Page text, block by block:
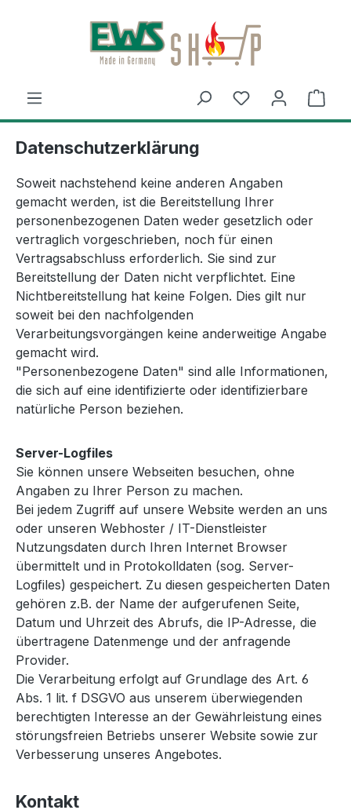
Zum Hauptinhalt springen
Datenschutzerklärung
Soweit nachstehend keine anderen Angaben
gemacht werden, ist die Bereitstellung Ihrer
personenbezogenen Daten weder gesetzlich oder
vertraglich vorgeschrieben, noch für einen
Vertragsabschluss erforderlich. Sie sind zur
Bereitstellung der Daten nicht verpflichtet. Eine
Nichtbereitstellung hat keine Folgen. Dies gilt nur
soweit bei den nachfolgenden
Verarbeitungsvorgängen keine anderweitige Angabe
gemacht wird.
"Personenbezogene Daten" sind alle Informationen,
die sich auf eine identifizierte oder identifizierbare
natürliche Person beziehen.
Server-Logfiles
Sie können unsere Webseiten besuchen, ohne
Angaben zu Ihrer Person zu machen.
Bei jedem Zugriff auf unsere Website werden an uns
oder unseren Webhoster / IT-Dienstleister
Nutzungsdaten durch Ihren Internet Browser
übermittelt und in Protokolldaten (sog. Server-
Logfiles) gespeichert. Zu diesen gespeicherten Daten
gehören z.B. der Name der aufgerufenen Seite,
Datum und Uhrzeit des Abrufs, die IP-Adresse, die
übertragene Datenmenge und der anfragende
Provider.
Die Verarbeitung erfolgt auf Grundlage des Art. 6
Abs. 1 lit. f DSGVO aus unserem überwiegenden
berechtigten Interesse an der Gewährleistung eines
störungsfreien Betriebs unserer Website sowie zur
Verbesserung unseres Angebotes.
Kontakt